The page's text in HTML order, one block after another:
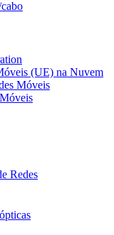
(UE) na Nuvem
Móveis
Redes